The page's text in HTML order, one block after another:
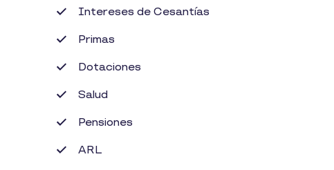
Intereses de Cesantías
Primas
Dotaciones
Salud
Pensiones
ARL